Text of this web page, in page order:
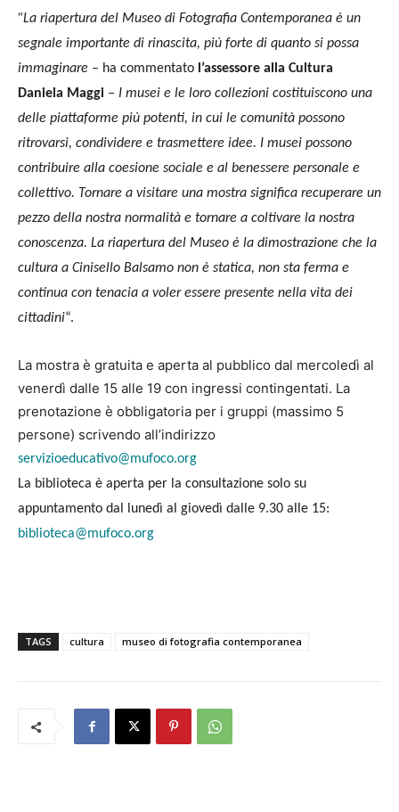
“La riapertura del Museo di Fotografia Contemporanea è un
segnale importante di rinascita, più forte di quanto si possa
immaginare – ha commentato l’assessore alla Cultura
Daniela Maggi – I musei e le loro collezioni costituiscono una
delle piattaforme più potenti, in cui le comunità possono
ritrovarsi, condividere e trasmettere idee. I musei possono
contribuire alla coesione sociale e al benessere personale e
collettivo. Tornare a visitare una mostra significa recuperare un
pezzo della nostra normalità e tornare a coltivare la nostra
conoscenza. La riapertura del Museo è la dimostrazione che la
cultura a Cinisello Balsamo non è statica, non sta ferma e
continua con tenacia a voler essere presente nella vita dei
cittadini“.
La mostra è gratuita e aperta al pubblico dal mercoledì al
venerdì dalle 15 alle 19 con ingressi contingentati. La
prenotazione è obbligatoria per i gruppi (massimo 5
persone) scrivendo all’indirizzo
servizioeducativo@mufoco.org
La biblioteca è aperta per la consultazione solo su
appuntamento dal lunedì al giovedì dalle 9.30 alle 15:
biblioteca@mufoco.org
TAGS cultura museo di fotografia contemporanea